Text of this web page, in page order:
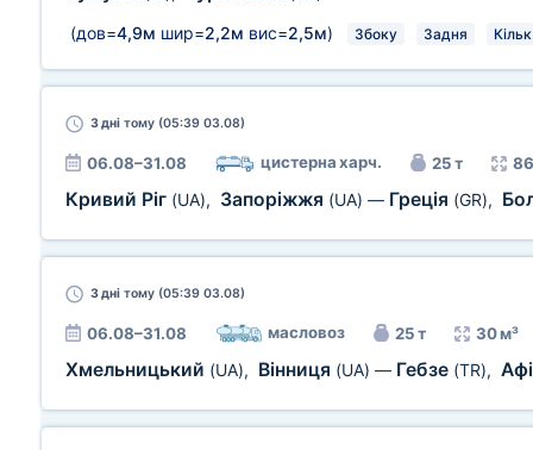
(дов=4,9м шир=2,2м вис=2,5м) Збоку Задня
3 дні тому (05:39 03.08)
06.08–31.08 цистерна харч. 25 т
Кривий Ріг (UA), Запоріжжя (UA) — Греція (GR),
3 дні тому (05:39 03.08)
06.08–31.08 масловоз 25 т 30 м³
Хмельницький (UA), Вінниця (UA) — Гебзе (TR),